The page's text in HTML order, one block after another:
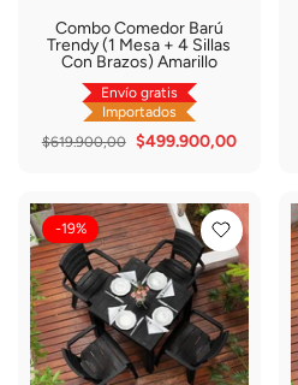
Combo Comedor Barú
Trendy (1 Mesa + 4 Sillas
Con Brazos) Amarillo
Envío gratis
Importados
$619.900,00 $499.900,00
-19%